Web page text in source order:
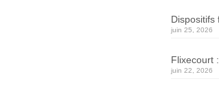
Dispositifs
juin 25, 2026
Flixecourt
juin 22, 2026